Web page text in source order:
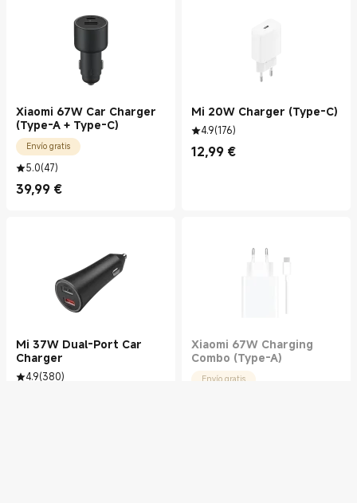
Xiaomi 67W Car Charger
(Type-A + Type-C)
Envío gratis
5.0(47)
39,99 €
Current Price €39.99
Mi 20W Charger (Type-C)
4.9(176)
12,99 €
Current Price €12.99
Mi 37W Dual-Port Car
Charger
4.9(380)
Xiaomi 67W Charging
Combo (Type-A)
Envío gratis